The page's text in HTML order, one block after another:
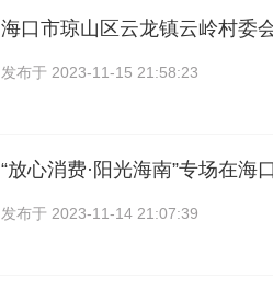
海口市琼山区云龙镇云岭村委
发布于 2023-11-15 21:58:23
“放心消费·阳光海南”专场在海
发布于 2023-11-14 21:07:39